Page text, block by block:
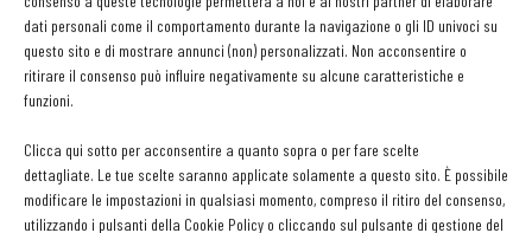
dati personali come il comportamento durante la navigazione o gli ID univoci su
questo sito e di mostrare annunci (non) personalizzati. Non acconsentire o
ritirare il consenso può influire negativamente su alcune caratteristiche e
funzioni.
Clicca qui sotto per acconsentire a quanto sopra o per fare scelte
dettagliate. Le tue scelte saranno applicate solamente a questo sito. È possibile
modificare le impostazioni in qualsiasi momento, compreso il ritiro del consenso,
utilizzando i pulsanti della Cookie Policy o cliccando sul pulsante di gestione del
attraverso la collaborazione tra imprese e la creazione di una
filiera, come ha ribadito ancheRoberto Nardella,presidente di
Confimea.
Fondamentale il contributo diOscar Cavallera , Food & Beverage
Advisor, che nel suo intervento “Risthotel: nuove sfide